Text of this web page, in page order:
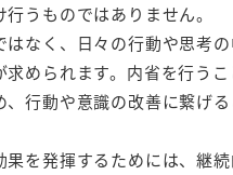
うものではありません。
はなく、日々の行動や思考
められます。内省を行うこ
、行動や意識の改善に繋げ
果を発揮するためには、継